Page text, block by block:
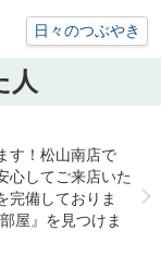
日々のつぶやき
人
す！松山南店で
心してご来店いた
完備しておりま
屋』を見つけま